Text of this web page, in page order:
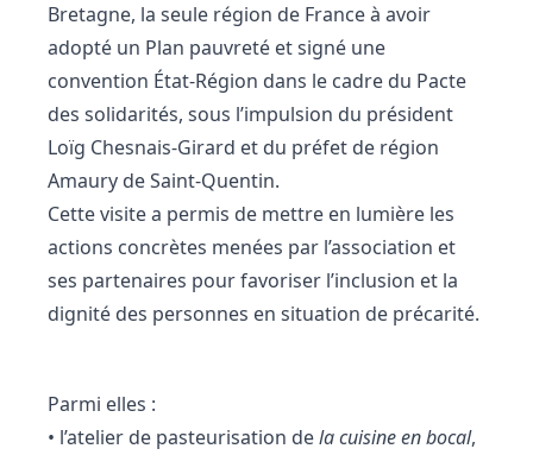
Bretagne, la seule région de France à avoir
adopté un Plan pauvreté et signé une
convention État-Région dans le cadre du Pacte
des solidarités, sous l’impulsion du président
Loïg Chesnais-Girard et du préfet de région
Amaury de Saint-Quentin.
Cette visite a permis de mettre en lumière les
actions concrètes menées par l’association et
ses partenaires pour favoriser l’inclusion et la
dignité des personnes en situation de précarité.
Parmi elles :
• l’atelier de pasteurisation dela cuisine en bocal,